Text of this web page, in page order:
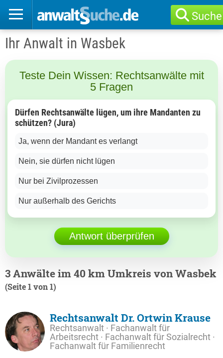
Suche
Ihr Anwalt in Wasbek
Teste Dein Wissen: Rechtsanwälte mit
5 Fragen
Dürfen Rechtsanwälte lügen, um ihre Mandanten zu
schützen? (Jura)
Ja, wenn der Mandant es verlangt
Nein, sie dürfen nicht lügen
Nur bei Zivilprozessen
Nur außerhalb des Gerichts
Antwort überprüfen
3 Anwälte im 40 km Umkreis von Wasbek
(Seite 1 von 1)
Rechtsanwalt Dr. Ortwin Krause
Rechtsanwalt · Fachanwalt für
Arbeitsrecht · Fachanwalt für Sozialrecht ·
Fachanwalt für Familienrecht